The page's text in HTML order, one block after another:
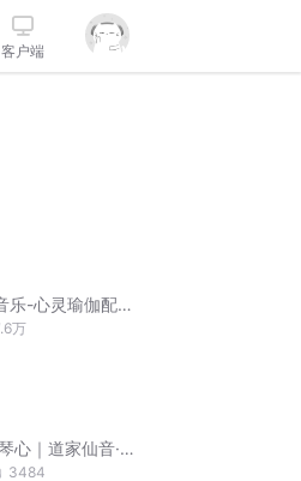
客户端
乐-心灵瑜伽配乐-
万
心｜道家仙音·静
3484